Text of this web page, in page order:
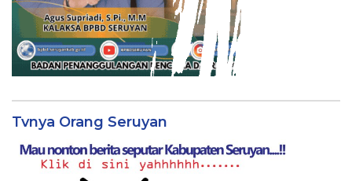
Tvnya Orang Seruyan